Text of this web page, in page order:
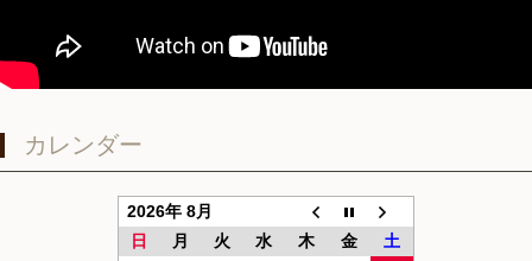
カレンダー
2026年 8月
日
月 火 水 木 金
土